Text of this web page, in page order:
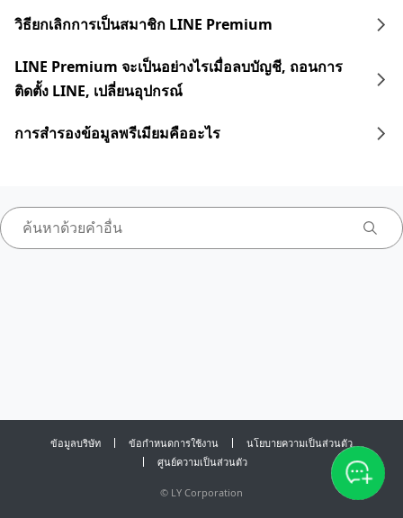
วิธียกเลิกการเป็นสมาชิก LINE Premium
LINE Premium จะเป็นอย่างไรเมื่อลบบัญชี, ถอนการ
ติดตั้ง LINE, เปลี่ยนอุปกรณ์
การสำรองข้อมูลพรีเมียมคืออะไร
ข้อมูลบริษัท ข้อกำหนดการใช้งาน
นโยบายความเป็นส่วนตัว
ศูนย์ความเป็นส่วนตัว
© LY Corporation